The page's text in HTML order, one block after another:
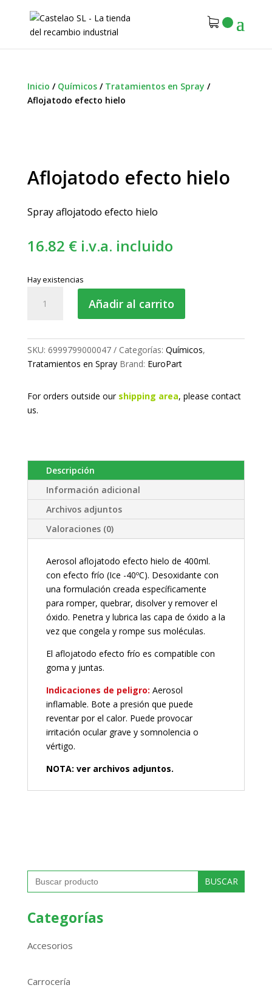
Inicio / Químicos/ Tratamientos en Spray /
Aflojatodo efecto hielo
Aflojatodo efecto hielo
Spray aflojatodo efecto hielo
16.82 € i.v.a. incluido
Hay existencias
efecto
Añadir al carrito
SKU: 6999799000047 Categorías: Químicos,
Tratamientos en Spray Brand: EuroPart
For orders outside our shipping area, please contact
us.
Descripción
Información adicional
Archivos adjuntos
Valoraciones (0)
Aerosol aflojatodo efecto hielo de 400ml.
con efecto frío (Ice -40ºC). Desoxidante con
una formulación creada específicamente
para romper, quebrar, disolver y remover el
óxido. Penetra y lubrica las capa de óxido a la
vez que congela y rompe sus moléculas.
El aflojatodo efecto frío es compatible con
goma y juntas.
Indicaciones de peligro: Aerosol
inflamable. Bote a presión que puede
reventar por el calor. Puede provocar
irritación ocular grave y somnolencia o
vértigo.
NOTA: ver archivos adjuntos.
Buscar:
Categorías
Accesorios
Carrocería